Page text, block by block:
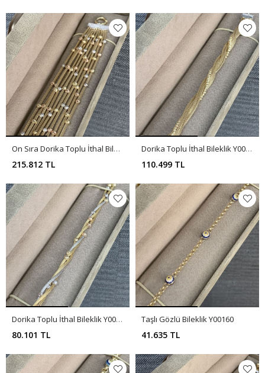
On Sıra Dorika Toplu İthal Bileklik Y00163
215.812 TL
Dorika Toplu İthal Bileklik Y00162
110.499 TL
Dorika Toplu İthal Bileklik Y00161
80.101 TL
Taşlı Gözlü Bileklik Y00160
41.635 TL